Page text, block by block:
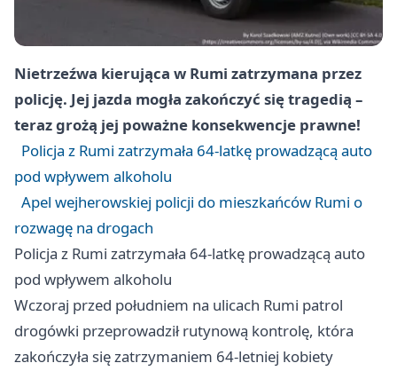
Nietrzeźwa kierująca w Rumi zatrzymana przez
policję. Jej jazda mogła zakończyć się tragedią –
teraz grożą jej poważne konsekwencje prawne!
Policja z Rumi zatrzymała 64-latkę prowadzącą auto
pod wpływem alkoholu
Apel wejherowskiej policji do mieszkańców Rumi o
rozwagę na drogach
Policja z Rumi zatrzymała 64-latkę prowadzącą auto
pod wpływem alkoholu
Wczoraj przed południem na ulicach Rumi patrol
drogówki przeprowadził rutynową kontrolę, która
zakończyła się zatrzymaniem 64-letniej kobiety